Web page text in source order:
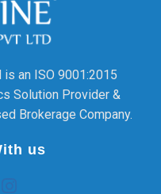
an ISO 9001:2015
Solution Provider &
Brokerage Company.
us